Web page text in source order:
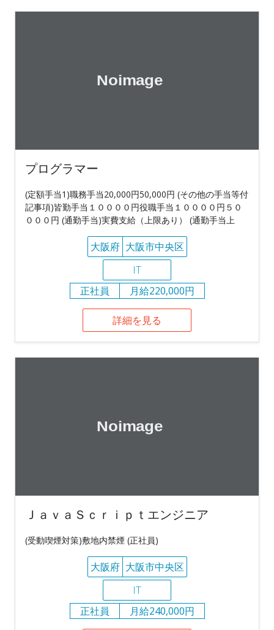
プログラマー
(定額手当1)職務手当20,000円50,000円 (その他の手当等付
記事項)皆勤手当１００００円役職手当１００００円５０
０００円 (通勤手当)実費支給（上限あり） (通勤手当上
大阪府 大阪市中央区
IT
正社員
月給220,000円
詳細を見る
ＪａｖａＳｃｒｉｐｔエンジニア
(受動喫煙対策)敷地内禁煙 (正社員)
大阪府 大阪市中央区
IT
正社員
月給240,000円